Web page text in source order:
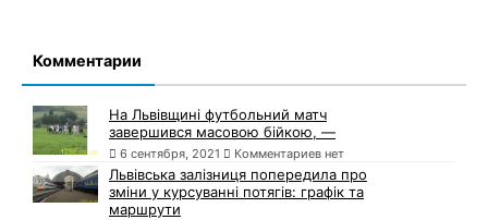
Комментарии
На Львівщині футбольний матч
завершився масовою бійкою, —
6 сентября, 2021 Комментариев нет
Львівська залізниця попередила про
зміни у курсуванні потягів: графік та
маршрути